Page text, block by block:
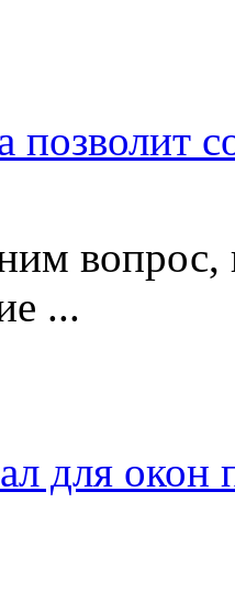
позволит
...
для окон